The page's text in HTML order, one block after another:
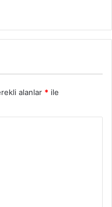
alanlar * ile